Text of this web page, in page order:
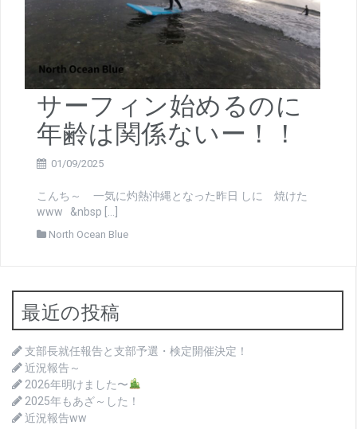
サーフィン始めるのに
年齢は関係ないー！！
01/09/2025
こんち～ 一気に灼熱沖縄となった昨日 しに 焼けた
www &nbsp […]
North Ocean Blue
最近の投稿
支部長就任報告と支部予選・検定開催決定！
近況報告～
2026年明けました〜
2025年もあざ～した！
近況報告ww